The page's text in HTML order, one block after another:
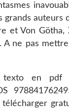
auteurs
et Von
A ne pas
en pdf